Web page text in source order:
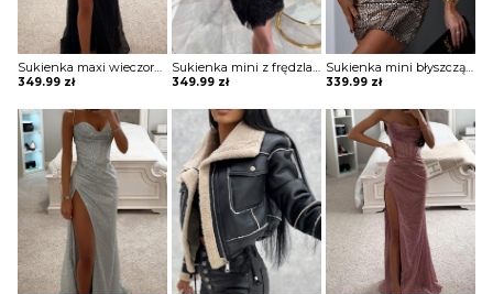
Sukienka maxi wieczorowa z gorsetowym topem Alija
349.99 zł
Sukienka mini z frędzlami na spódnicy Potita
349.99 zł
Sukienka mini błyszcząca na jedno ramię Vildan
339.99 zł